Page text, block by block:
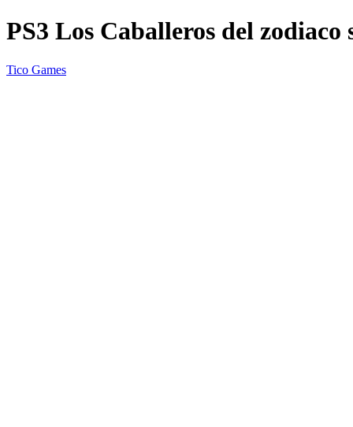
PS3 Los Caballeros del zodiaco
Tico Games